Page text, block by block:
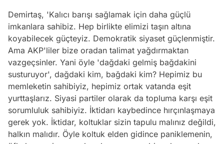
Demirtaş, 'Kalıcı barışı sağlamak için daha güçlü
imkanlara sahibiz. Hep birlikte elimizi taşın altına
koyabilecek güçteyiz. Demokratik siyaset güçlenmiştir.
Ama AKP'liler bize oradan talimat yağdırmaktan
vazgeçsinler. Yani öyle 'dağdaki gelmiş bağdakini
susturuyor', dağdaki kim, bağdaki kim? Hepimiz bu
memleketin sahibiyiz, hepimiz ortak vatanda eşit
yurttaşlarız. Siyasi partiler olarak da topluma karşı eşit
sorumluluk sahibiyiz. İktidarı kaybedince hırçınlaşmaya
gerek yok. İktidar, koltuklar sizin tapulu malınız değildi,
halkın malıdır. Öyle koltuk elden gidince paniklemenin,